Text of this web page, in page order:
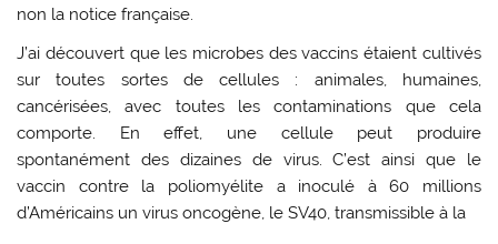
non la notice française.
J’ai découvert que les microbes des vaccins étaient cultivés
sur toutes sortes de cellules : animales, humaines,
cancérisées, avec toutes les contaminations que cela
comporte. En effet, une cellule peut produire
spontanément des dizaines de virus. C’est ainsi que le
vaccin contre la poliomyélite a inoculé à 60 millions
d’Américains un virus oncogène, le SV40, transmissible à la